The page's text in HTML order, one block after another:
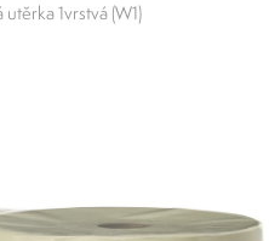
1vrstvá (W1)